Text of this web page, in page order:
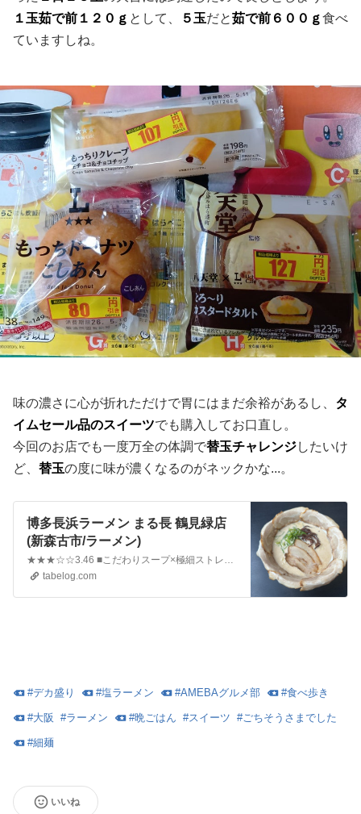
１玉茹で前１２０ｇ として、 ５玉だと茹で前６００ｇ食べ
ていますしね。
味の濃さに心が折れただけで胃にはまだ余裕があるし、 タ
イムセール品のスイーツでも購入してお口直し。
今回のお店でも一度万全の体調で替玉チャレンジしたいけ
ど、 替玉の度に味が濃くなるのがネックかな...。
博多長浜ラーメン まる長 鶴見緑店
(新森古市/ラーメン)
★★★☆☆3.46 ■こだわりスープ×極細ストレート麺の本格博多長浜ラーメン！テーブル席ありでファミリー利用も◎ ■予算(夜):￥1,000～￥1,999
tabelog.com
#デカ盛り #塩ラーメン #AMEBAグルメ部 #食べ歩き
#大阪 #ラーメン #晩ごはん #スイーツ #ごちそうさまでした
#細麺
いいね